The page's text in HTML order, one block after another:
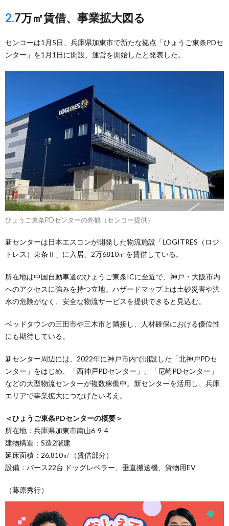
2.7万㎡賃借、事業拡大図る
センコーは1月5日、兵庫県加東市で新たな拠点「ひょうご東条PDセ
ンター」を1月1日に開設、運営を開始したと発表した。
ひょうご東条PDセンターの外観（センコー提供）
新センターは日本エスコンが開発した物流施設「LOGITRES（ロジ
トレス）東条Ⅱ」に入居、2万6810㎡を賃借している。
所在地は中国自動車道のひょうご東条ICに至近で、神戸・大阪市内
へのアクセスに強みを持つ立地。ハザードマップ上は土砂災害や洪
水の危険がなく、安全な物流サービスを提供できると見込む。
ベッドタウンの三田市や三木市と隣接し、人材確保における優位性
にも期待している。
新センター周辺には、2022年に神戸市内で開設した「北神戸PDセ
ンター」をはじめ、「西神戸PDセンター」、「尼崎PDセンター」
などの大型物流センターが複数稼働中。新センターを活用し、兵庫
エリアで事業拡大につなげたい考え。
＜ひょうご東条PDセンターの概要＞
所在地：兵庫県加東市南山6-9-4
建物構造：S造2階建
延床面積：26,810㎡（賃借部分）
設備：バース22台 ドッグレベラー、垂直搬送機、貨物用EV
（藤原秀行）